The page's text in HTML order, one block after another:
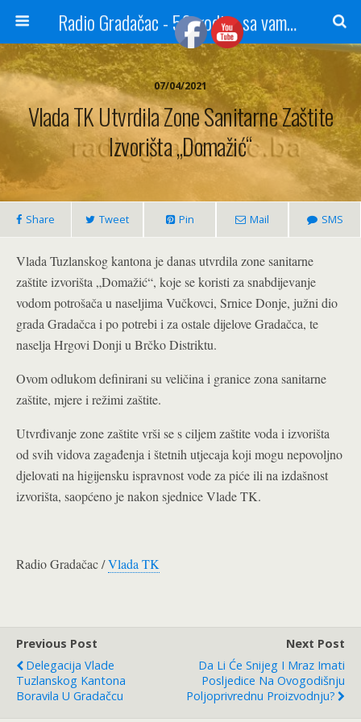
Radio Gradačac - 56 godina sa vama...
07/04/2021
Vlada TK Utvrdila Zone Sanitarne Zaštite
Izvorišta „Domažić“
Share Tweet Pin Mail SMS
Vlada Tuzlanskog kantona je danas utvrdila zone sanitarne
zaštite izvorišta „Domažić“, koje se koristi za snabdijevanje
vodom potrošača u naseljima Vučkovci, Srnice Donje, južni dio
grada Gradačca i po potrebi i za ostale dijelove Gradačca, te
naselja Hrgovi Donji u Brčko Distriktu.
Ovom odlukom definirani su veličina i granice zona sanitarne
zaštite, mjere i režimi zaštite.
Utvrđivanje zone zaštite vrši se s ciljem zaštite voda i izvorišta
od svih vidova zagađenja i štetnih utjecaja koji mogu nepovoljno
djelovati na higijensku ispravnost vode za piće ili na izdašnost
izvorišta, saopćeno je nakon sjednice Vlade TK.
Radio Gradačac /Vlada TK
Previous Post
Delegacija Vlade
Tuzlanskog Kantona
Boravila U Gradačcu
Next Post
Da Li Će Snijeg I Mraz Imati
Posljedice Na Ovogodišnju
Poljoprivrednu Proizvodnju?